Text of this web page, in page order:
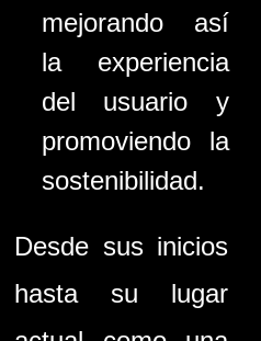
mejorando así
la experiencia
del usuario y
promoviendo la
sostenibilidad.
Desde sus inicios
hasta su lugar